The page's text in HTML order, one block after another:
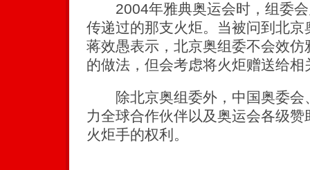
2004年雅典奥运会时，组委会
传递过的那支火炬。当被问到北
蒋效愚表示，北京奥组委不会效
的做法，但会考虑将火炬赠送给相
除北京奥组委外，中国奥委会
力全球合作伙伴以及奥运会各级
火炬手的权利。